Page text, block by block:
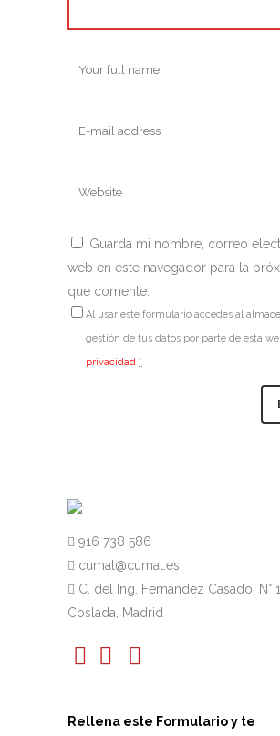
Guarda mi nombre, correo
web en este navegador para la
que comente.
Al usar este formulario accedes al
gestión de tus datos por parte de esta
privacidad *
916 738 586
cumat@cumat.es
C. del Ing. Fernández Casado, N°
Coslada, Madrid
Rellena este Formulario y te